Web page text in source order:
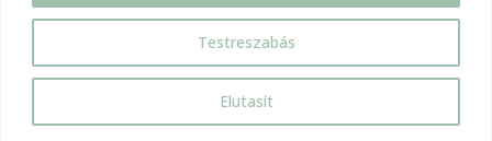
Testreszabás
Elutasít